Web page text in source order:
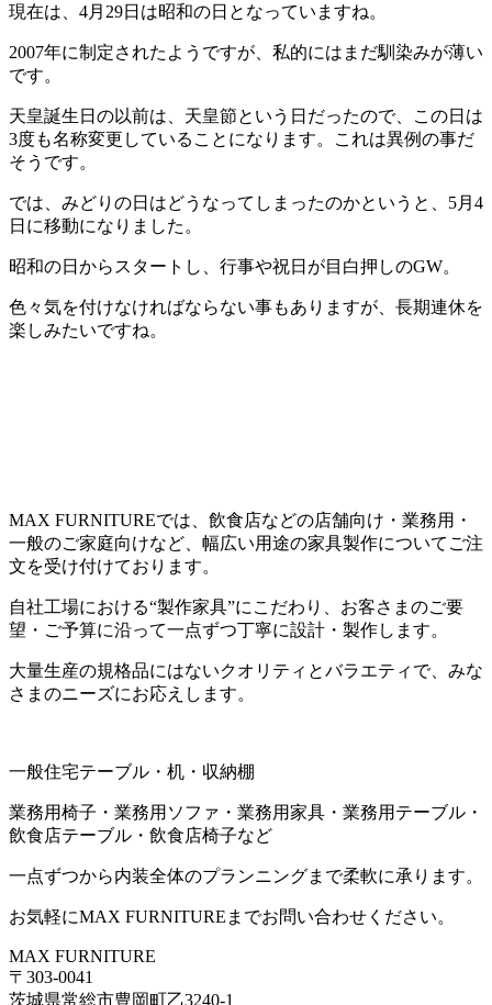
現在は、4月29日は昭和の日となっていますね。
2007年に制定されたようですが、私的にはまだ馴染みが薄い
です。
天皇誕生日の以前は、天皇節という日だったので、この日は
3度も名称変更していることになります。これは異例の事だ
そうです。
では、みどりの日はどうなってしまったのかというと、5月4
日に移動になりました。
昭和の日からスタートし、行事や祝日が目白押しのGW。
色々気を付けなければならない事もありますが、長期連休を
楽しみたいですね。
MAX FURNITUREでは、飲食店などの店舗向け・業務用・
一般のご家庭向けなど、幅広い用途の家具製作についてご注
文を受け付けております。
自社工場における“製作家具”にこだわり、お客さまのご要
望・ご予算に沿って一点ずつ丁寧に設計・製作します。
大量生産の規格品にはないクオリティとバラエティで、みな
さまのニーズにお応えします。
一般住宅テーブル・机・収納棚
業務用椅子・業務用ソファ・業務用家具・業務用テーブル・
飲食店テーブル・飲食店椅子など
一点ずつから内装全体のプランニングまで柔軟に承ります。
お気軽にMAX FURNITUREまでお問い合わせください。
MAX FURNITURE
〒303-0041
茨城県常総市豊岡町乙3240-1